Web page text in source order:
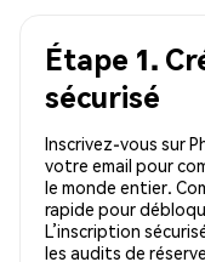
Étape 1.
sécurisé
Inscrivez-vous sur
votre email pour
le monde entier.
rapide pour
L’inscription
les audits de